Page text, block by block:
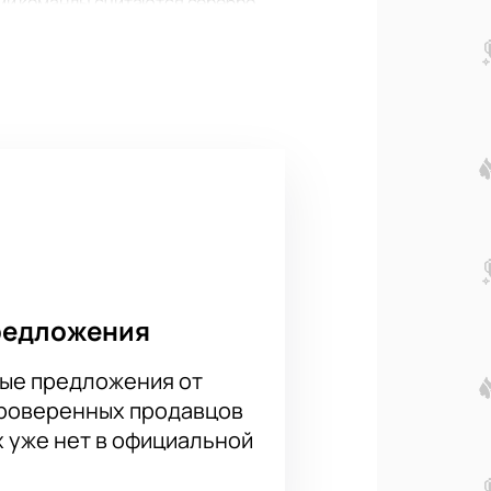
Покупка билетов онлайн
заявку на сайте. После
предложения от
продавцов
нет в официальной